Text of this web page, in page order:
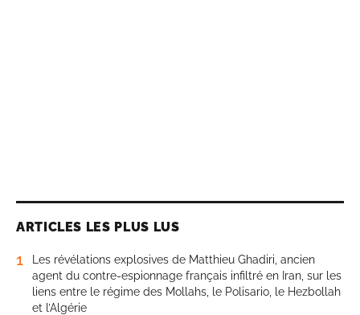
ARTICLES LES PLUS LUS
1
Les révélations explosives de Matthieu Ghadiri, ancien
agent du contre-espionnage français infiltré en Iran, sur les
liens entre le régime des Mollahs, le Polisario, le Hezbollah
et l’Algérie